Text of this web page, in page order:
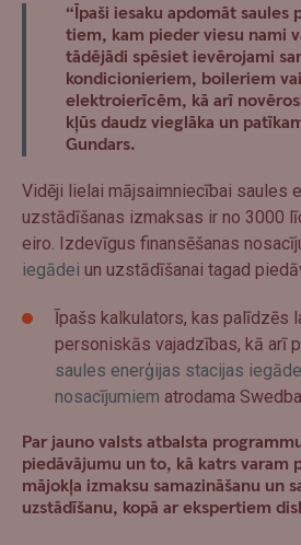
“Īpaši iesaku apdomāt saules
tiem, kam pieder viesu nami
tādējādi spēsiet ievērojami
kondicionieriem, boileriem
elektroierīcēm, kā arī
kļūs daudz vieglāka un
Gundars.
Vidēji lielai mājsaimniecībai saules
uzstādīšanas izmaksas ir no 3000
eiro. Izdevīgus finansēšanas
iegādei un uzstādīšanai tagad
Īpašs kalkulators, kas palīdzēs
personiskās vajadzības, kā arī
saules enerģijas stacijas
nosacījumiem atrodama
Par jauno valsts atbalsta
piedāvājumu un to, kā katrs varam
mājokļa izmaksu samazināšanu un
uzstādīšanu, kopā ar ekspertiem